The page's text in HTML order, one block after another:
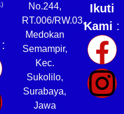
:
No.244,
RT.006/RW.03,
Medokan
Semampir,
Kec.
Sukolilo,
Surabaya,
Jawa
Ikuti
Kami :